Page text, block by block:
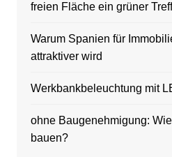
freien Fläche ein grüner
Warum Spanien für
attraktiver wird
Werkbankbeleuchtung mit
ohne Baugenehmigung:
bauen?